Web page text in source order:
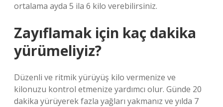
ortalama ayda 5 ila 6 kilo verebilirsiniz.
Zayıflamak için kaç dakika
yürümeliyiz?
Düzenli ve ritmik yürüyüş kilo vermenize ve
kilonuzu kontrol etmenize yardımcı olur. Günde 20
dakika yürüyerek fazla yağları yakmanız ve yılda 7